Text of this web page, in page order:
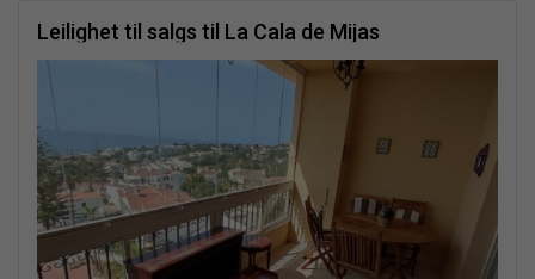
Leilighet til salgs til La Cala de Mijas